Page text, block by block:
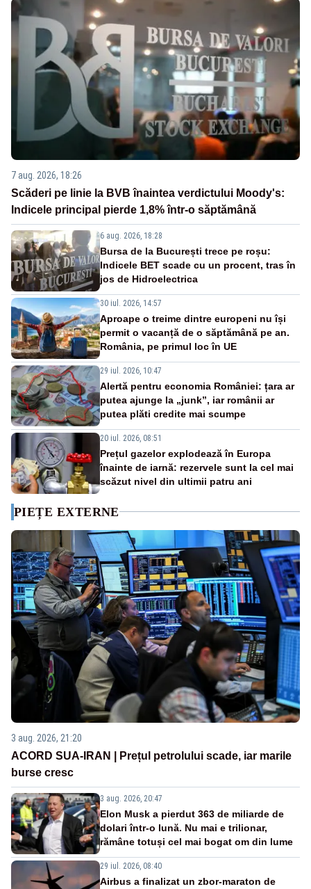
7 aug. 2026, 18:26
Scăderi pe linie la BVB înaintea verdictului Moody's:
Indicele principal pierde 1,8% într-o săptămână
6 aug. 2026, 18:28
Bursa de la București trece pe roșu:
Indicele BET scade cu un procent, tras în
jos de Hidroelectrica
30 iul. 2026, 14:57
Aproape o treime dintre europeni nu își
permit o vacanță de o săptămână pe an.
România, pe primul loc în UE
29 iul. 2026, 10:47
Alertă pentru economia României: țara ar
putea ajunge la „junk”, iar românii ar
putea plăti credite mai scumpe
20 iul. 2026, 08:51
Prețul gazelor explodează în Europa
înainte de iarnă: rezervele sunt la cel mai
scăzut nivel din ultimii patru ani
PIEȚE EXTERNE
3 aug. 2026, 21:20
ACORD SUA-IRAN | Prețul petrolului scade, iar marile
burse cresc
3 aug. 2026, 20:47
Elon Musk a pierdut 363 de miliarde de
dolari într-o lună. Nu mai e trilionar,
rămâne totuși cel mai bogat om din lume
29 iul. 2026, 08:40
Airbus a finalizat un zbor-maraton de